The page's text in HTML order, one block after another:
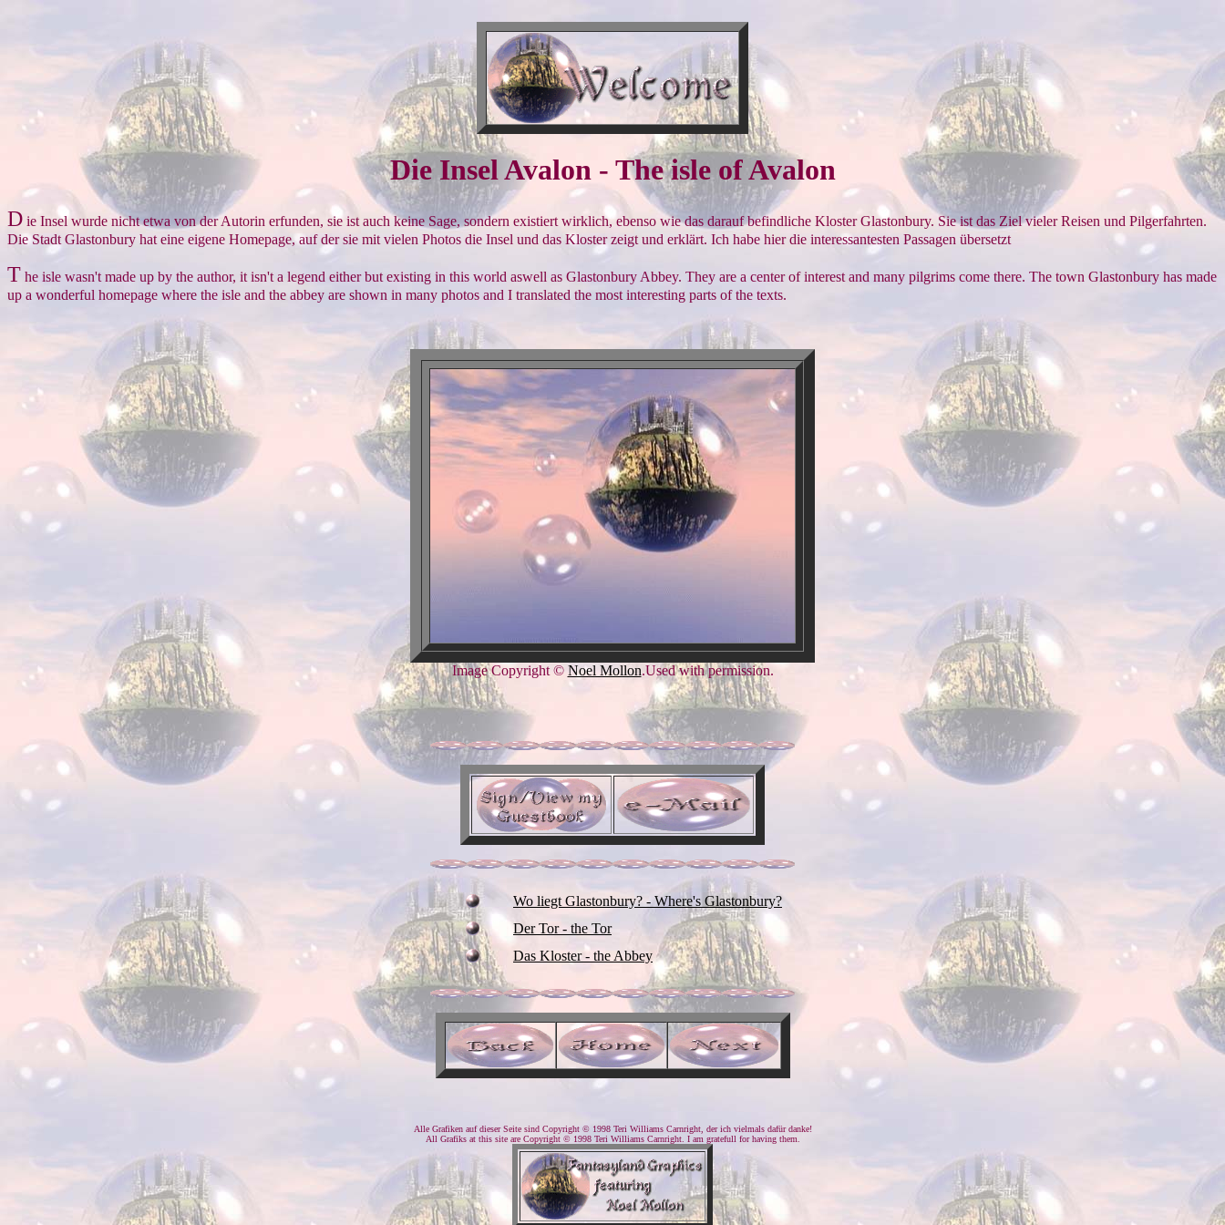
Die Insel Avalon - The isle of Avalon
D ie Insel wurde nicht etwa von der Autorin erfunden, sie ist auch keine Sage, sondern existiert wirklich, ebenso wie das darauf befindliche Kloster Glastonbury. Sie ist das Ziel vieler Reisen und Pilgerfahrten.
Die Stadt Glastonbury hat eine eigene Homepage, auf der sie mit vielen Photos die Insel und das Kloster zeigt und erklärt. Ich habe hier die interessantesten Passagen übersetzt
T he isle wasn't made up by the author, it isn't a legend either but existing in this world aswell as Glastonbury Abbey. They are a center of interest and many pilgrims come there. The town Glastonbury has made
up a wonderful homepage where the isle and the abbey are shown in many photos and I translated the most interesting parts of the texts.
Image Copyright © Noel Mollon.Used with permission.
Wo liegt Glastonbury? - Where's Glastonbury?
Der Tor - the Tor
Das Kloster - the Abbey
Alle Grafiken auf dieser Seite sind Copyright © 1998 Teri Williams Carnright, der ich vielmals dafür danke!
All Grafiks at this site are Copyright © 1998 Teri Williams Carnright. I am gratefull for having them.